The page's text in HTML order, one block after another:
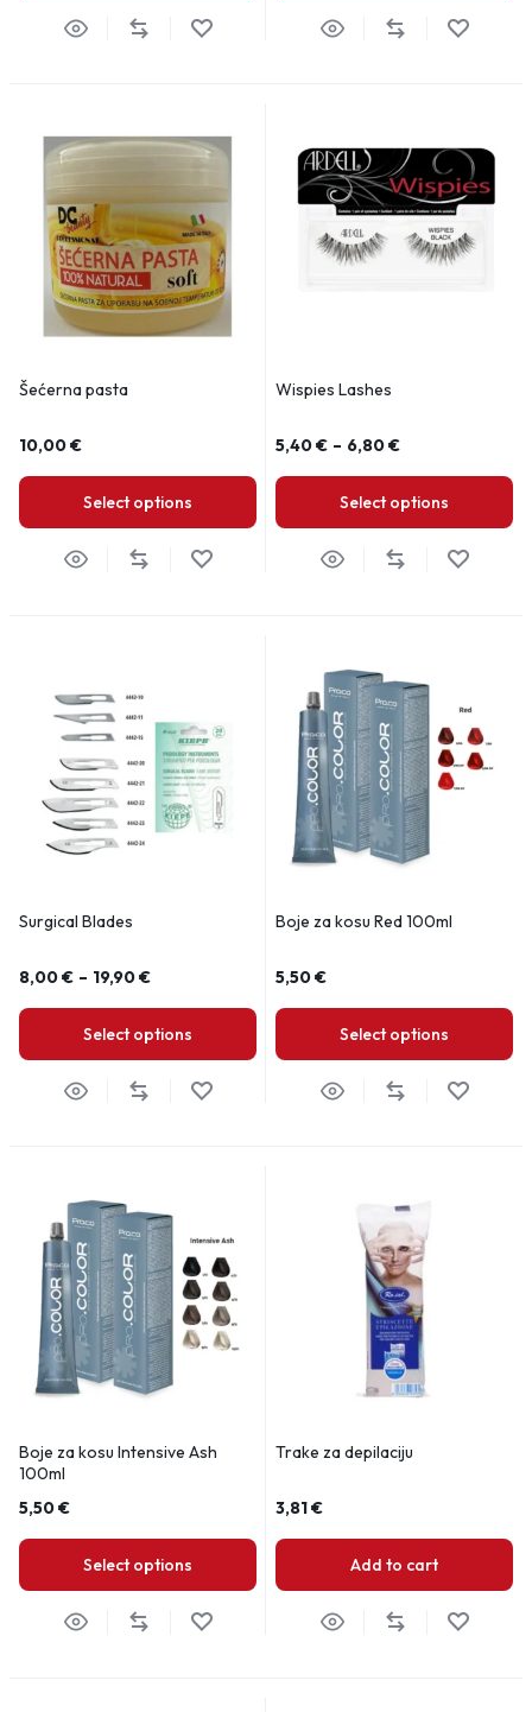
Šećerna pasta
10,00€
Select options
Wispies Lashes
5,40€ – 6,80€
Select options
Surgical Blades
8,00€ – 19,90€
Select options
Boje za kosu Red 100ml
5,50€
Select options
Boje za kosu Intensive Ash
100ml
5,50€
Select options
Trake za depilaciju
3,81€
Add to cart